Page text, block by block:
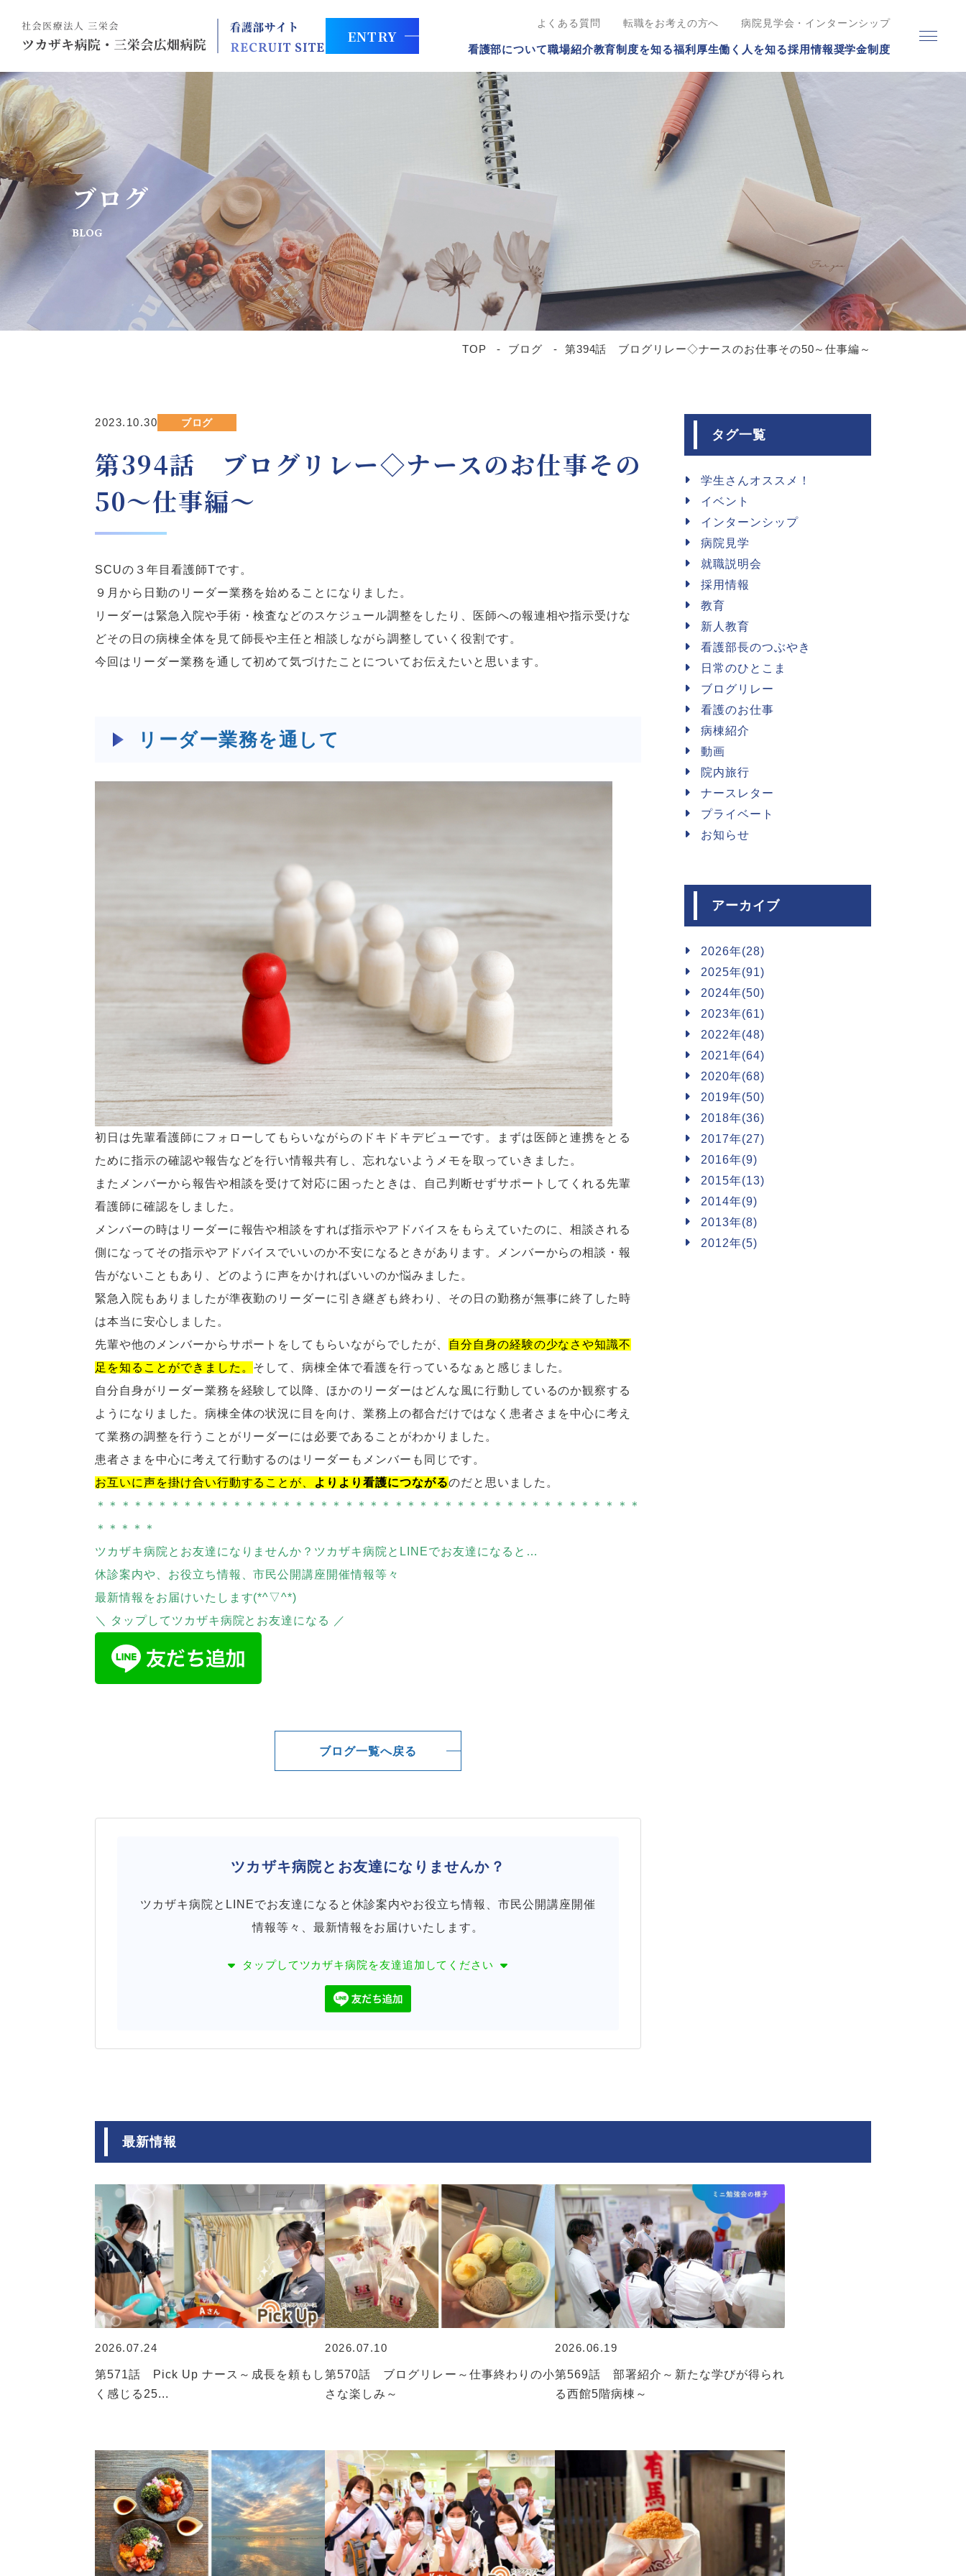
ENTRY
よくある質問 転職をお考えの方へ 病院見学会・インターンシップ
看護部について職場紹介教育制度を知る福利厚生働く人を知る採用情報奨学金制度
ブログ
BLOG
TOP ブログ 第394話 ブログリレー◇ナースのお仕事その50～仕事編～
2023.10.30 ブログ
第394話 ブログリレー◇ナースのお仕事その
50～仕事編～
SCUの３年目看護師Tです。
９月から日勤のリーダー業務を始めることになりました。
リーダーは緊急入院や手術・検査などのスケジュール調整をしたり、医師への報連相や指示受けな
どその日の病棟全体を見て師長や主任と相談しながら調整していく役割です。
今回はリーダー業務を通して初めて気づけたことについてお伝えたいと思います。
リーダー業務を通して
初日は先輩看護師にフォローしてもらいながらのドキドキデビューです。まずは医師と連携をとる
ために指示の確認や報告などを行い情報共有し、忘れないようメモを取っていきました。
またメンバーから報告や相談を受けて対応に困ったときは、自己判断せずサポートしてくれる先輩
看護師に確認をしました。
メンバーの時はリーダーに報告や相談をすれば指示やアドバイスをもらえていたのに、相談される
側になってその指示やアドバイスでいいのか不安になるときがあります。メンバーからの相談・報
告がないこともあり、どのように声をかければいいのか悩みました。
緊急入院もありましたが準夜勤のリーダーに引き継ぎも終わり、その日の勤務が無事に終了した時
は本当に安心しました。
先輩や他のメンバーからサポートをしてもらいながらでしたが、
自分自身の経験の少なさや知識不
足を知ることができました。 そして、病棟全体で看護を行っているなぁと感じました。
自分自身がリーダー業務を経験して以降、ほかのリーダーはどんな風に行動しているのか観察する
ようになりました。病棟全体の状況に目を向け、業務上の都合だけではなく患者さまを中心に考え
て業務の調整を行うことがリーダーには必要であることがわかりました。
患者さまを中心に考えて行動するのはリーダーもメンバーも同じです。
お互いに声を掛け合い行動することが、
よりより看護につながるのだと思いました。
＊＊＊＊＊＊＊＊＊＊＊＊＊＊＊＊＊＊＊＊＊＊＊＊＊＊＊＊＊＊＊＊＊＊＊＊＊＊＊＊＊＊＊＊
＊＊＊＊＊
ツカザキ病院とお友達になりませんか？ツカザキ病院とLINEでお友達になると…
休診案内や、お役立ち情報、市民公開講座開催情報等々
最新情報をお届けいたします(*^▽^*)
＼ タップしてツカザキ病院とお友達になる ／
ブログ一覧へ戻る
ツカザキ病院と お友達になりませんか？
ツカザキ病院とLINEでお友達になると休診案内やお役立ち情報、市民公開講座開催
情報等々、最新情報をお届けいたします。
タップして ツカザキ病院を友達追加してください
タグ一覧
学生さんオススメ！
イベント
インターンシップ
病院見学
就職説明会
採用情報
教育
新人教育
看護部長のつぶやき
日常のひとこま
ブログリレー
看護のお仕事
病棟紹介
動画
院内旅行
ナースレター
プライベート
お知らせ
アーカイブ
2026年(28)
2025年(91)
2024年(50)
2023年(61)
2022年(48)
2021年(64)
2020年(68)
2019年(50)
2018年(36)
2017年(27)
2016年(9)
2015年(13)
2014年(9)
2013年(8)
2012年(5)
最新情報
2026.07.24
第571話 Pick Up ナース～成長を頼もし
く感じる25...
2026.07.10
第570話 ブログリレー～仕事終わりの小
さな楽しみ～
2026.06.19
第569話 部署紹介～新たな学びが得られ
る西館5階病棟～